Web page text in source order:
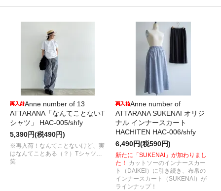
Anne number of 13
ATTARANA「なんてことないT
シャツ」 HAC-005/shfy
5,390円(税490円)
※再入荷！なんてことないけど、実
はなんてことある（？）Tシャツ…
笑
Anne number of
ATTARANA SUKENAI オリジ
ナル インナースカート
HACHITEN HAC-006/shfy
6,490円(税590円)
新たに「SUKENAI」が加わりまし
た！
カットソーのインナースカー
ト（DAIKEI）に引き続き、布帛の
インナースカート（SUKENAI）が
ラインナップ！